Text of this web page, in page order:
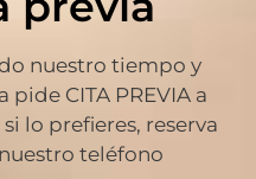
nuestro tiempo y
CITA PREVIA a
lo prefieres, reserva
teléfono